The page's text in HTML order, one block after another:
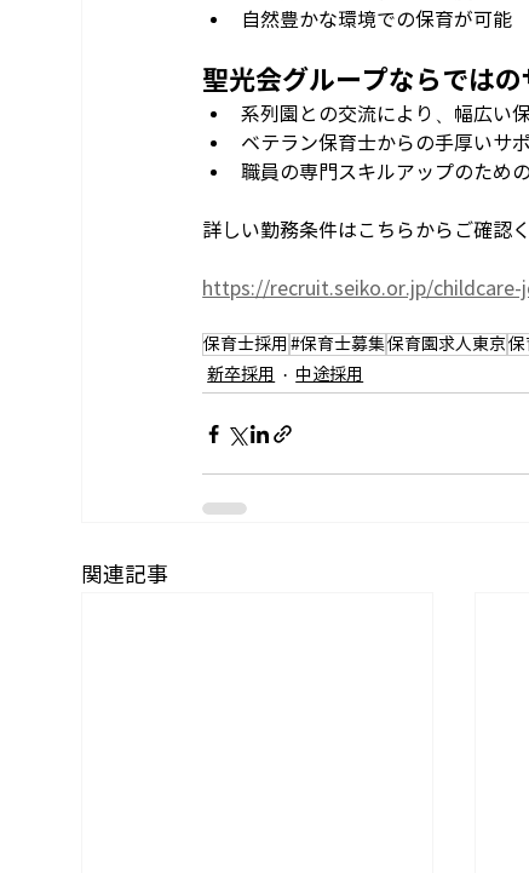
自然豊かな環境での保育が可能
聖光会グループならではの
系列園との交流により、幅広い
ベテラン保育士からの手厚いサ
職員の専門スキルアップのため
詳しい勤務条件はこちらからご確認
https://recruit.seiko.or.jp/childcare-
保育士採用 #保育士募集保育園求人東京保
新卒採用
中途採用
関連記事